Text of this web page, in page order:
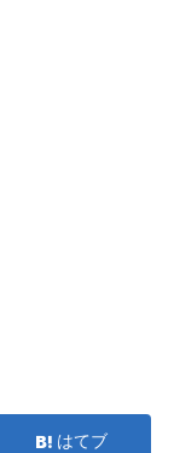
はてブ